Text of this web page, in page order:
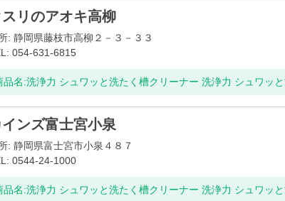
スリのアオキ高柳
: 静岡県藤枝市高柳２－３－３３
054-631-6815
品名:洗浄力 シュワッと洗たく槽クリーナー 洗浄力 シュワッ
インズ富士宮小泉
: 静岡県富士宮市小泉４８７
0544-24-1000
品名:洗浄力 シュワッと洗たく槽クリーナー 洗浄力 シュワッ